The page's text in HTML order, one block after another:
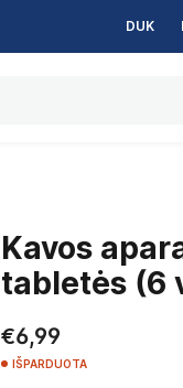
DUK
Kavos
tabletės (6
€6,99
IŠPARDUOTA